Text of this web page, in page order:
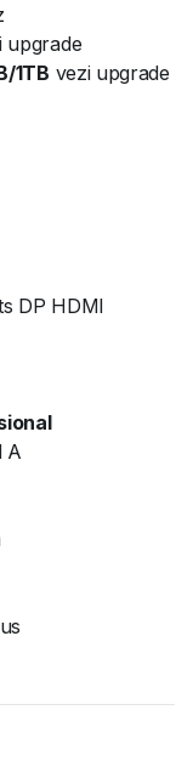
1TB vezi upgrade
DP HDMI
A